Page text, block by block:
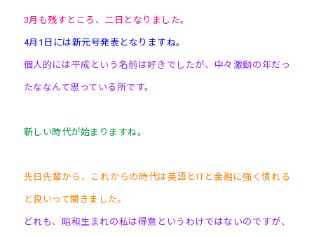
3月も残すところ、二日となりました。
4月1日には新元号発表となりますね。
個人的には平成という名前は好きでしたが、中々激動の年だっ
たななんて思っている所です。
新しい時代が始まりますね。
先日先輩から、これからの時代は英語とITと金融に強く慣れる
と良いって聞きました。
どれも、昭和生まれの私は得意というわけではないのですが、